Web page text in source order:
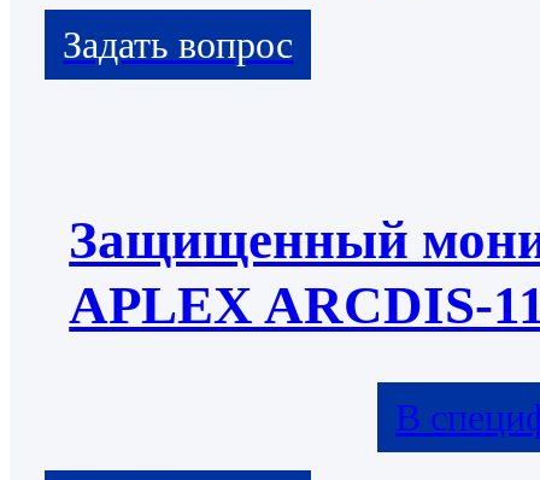
Защищенный
APLEX ARCDIS-
В